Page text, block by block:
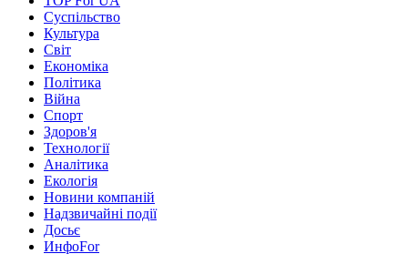
Суспiльство
Культура
Світ
Економіка
Політика
Війна
Спорт
Здоров'я
Технології
Аналітика
Екологія
Новини компаній
Надзвичайні події
Досьє
ИнфоFor